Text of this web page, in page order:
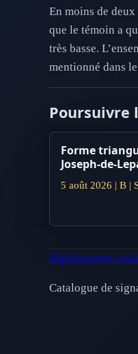
En moins de
que le témoin a
très basse.
mentionné dans
Poursuivre
Forme
Joseph-de-
5 août 2026 | B |
Signalements ovni
Catalogue de